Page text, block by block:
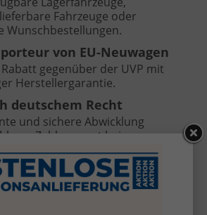
Fahrzeuge oder
Wunschbestellungen.
von EU-Neuwagen
Rabatt gegenüber der UVP mit
Herstellergarantie.
deutschem Recht
und sichere Abwicklung
Zahlung erst bei
Kosten
sind im Preis